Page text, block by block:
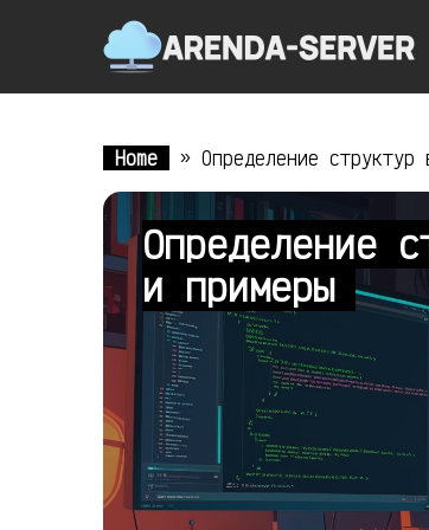
Home » Определение
Определение
и примеры